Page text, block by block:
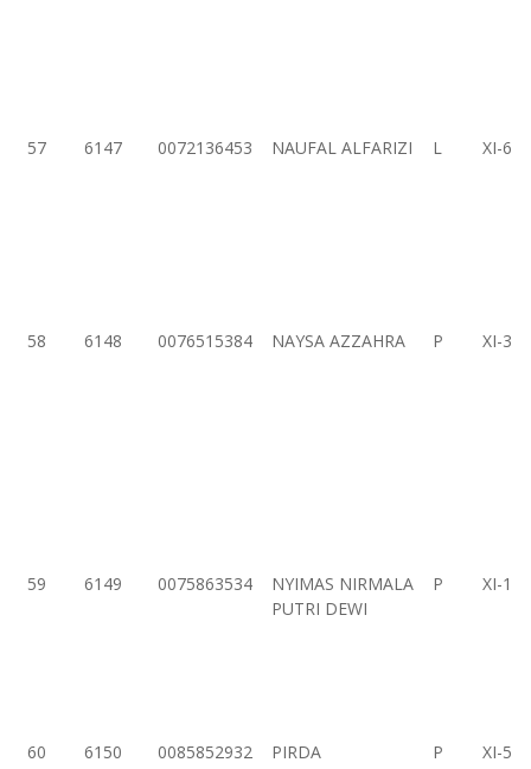
57 6147 0072136453 NAUFAL ALFARIZI L XI-6
58 6148 0076515384 NAYSA AZZAHRA P XI-3
59 6149 0075863534
NYIMAS NIRMALA
PUTRI DEWI
P XI-1
60 6150 0085852932
PIRDA
P XI-5